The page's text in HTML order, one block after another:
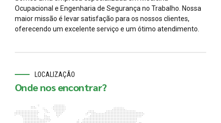
Ocupacional e Engenharia de Segurança no Trabalho. Nossa
maior missão é levar satisfação para os nossos clientes,
oferecendo um excelente serviço e um ótimo atendimento.
LOCALIZAÇÃO
Onde nos encontrar?